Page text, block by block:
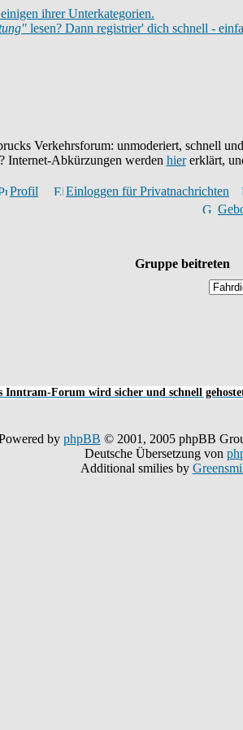
ihrer Unterkategorien.
lesen? Dann registrier' dich schnell -
Verkehrsforum: unmoderiert, schnell
Internet-Abkürzungen werden hiererklärt,
Profil Einloggen für Privatnachrichten
Gruppe beitreten
Inntram-Forum wird sicher und schnell
by phpBB © 2001, 2005 phpBB
Deutsche Übersetzung von
Additional smilies by